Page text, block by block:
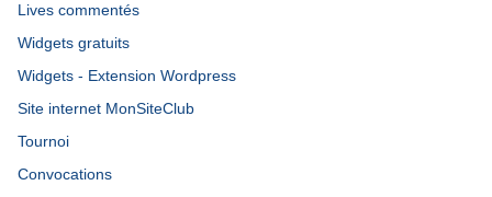
Lives commentés
Widgets gratuits
Widgets - Extension Wordpress
Site internet MonSiteClub
Tournoi
Convocations